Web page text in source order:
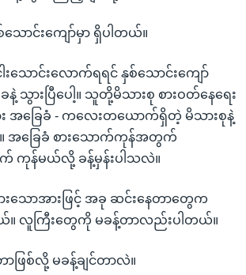
ောင်းကျော်မှာ ရှိပါတယ်။
ါးသောင်းလောက်ရရင် နှစ်သောင်းကျော်
သွားပြီပေါ့။ သူတို့မိသားစု စားဝတ်နေရေး
ခြေခံ - ကလေးတယောက်ရှိတဲ့ မိသားစုနဲ့
အခြေခံ စားသောက်ကုန်အတွက်
ကုန်မယ်လို့ ခန့်မှန်းပါသလဲ။
ားသောအားဖြင့် အခု ဆင်းနေတာတွေက
။ လူကြီးတွေကို မခန့်တာလည်းပါတယ်။
ာဖြစ်လို့ မခန့်ချင်တာလဲ။